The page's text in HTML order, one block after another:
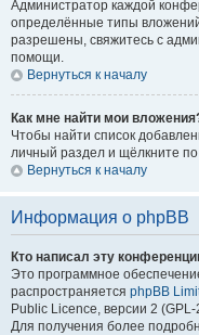
Администратор каждой
определённые типы
разрешены, свяжитесь с
помощи.
Вернуться к началу
Как мне найти мои
Чтобы найти список
личный раздел и щёлкните
Вернуться к началу
Информация о phpBB
Кто написал эту
Это программное
распространяется phpBB
Public Licence, версии 2
Для получения более